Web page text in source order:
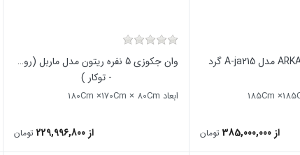
از 385,000,000 تومان
وان جکوزی 5 نفره ریتون مدل ماربل (روکار
- توکار )
ابعاد 180Cm ×170Cm × 80Cm
از 229,996,800 تومان